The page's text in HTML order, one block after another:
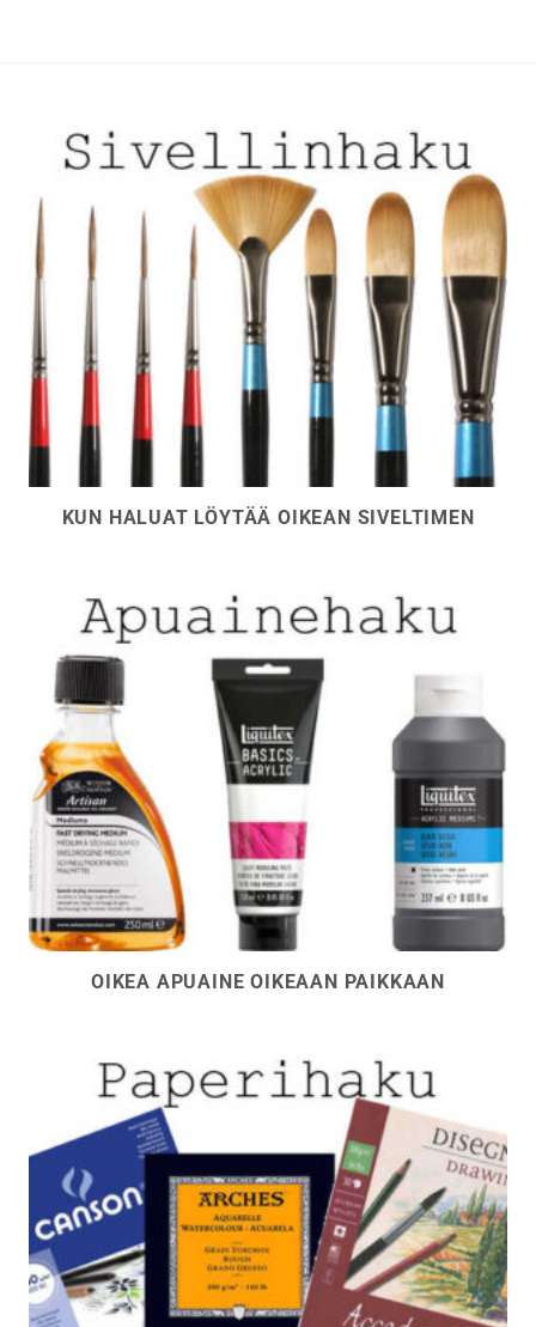
KUN HALUAT LÖYTÄÄ OIKEAN SIVELTIMEN
OIKEA APUAINE OIKEAAN PAIKKAAN